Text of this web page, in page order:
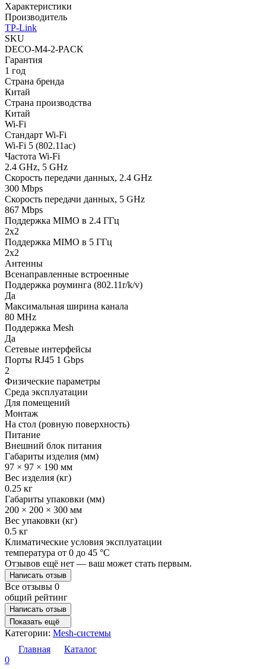
Характеристики
Производитель
TP-Link
SKU
DECO-M4-2-PACK
Гарантия
1 год
Страна бренда
Китай
Страна производства
Китай
Wi-Fi
Стандарт Wi-Fi
Wi-Fi 5 (802.11ac)
Частота Wi-Fi
2.4 GHz, 5 GHz
Скорость передачи данных, 2.4 GHz
300 Mbps
Скорость передачи данных, 5 GHz
867 Mbps
Поддержка MIMO в 2.4 ГГц
2x2
Поддержка MIMO в 5 ГГц
2x2
Антенны
Всенаправленные встроенные
Поддержка роуминга (802.11r/k/v)
Да
Максимальная ширина канала
80 MHz
Поддержка Mesh
Да
Сетевые интерфейсы
Порты RJ45 1 Gbps
2
Физические параметры
Среда эксплуатации
Для помещений
Монтаж
На стол (ровную поверхность)
Питание
Внешний блок питания
Габариты изделия (мм)
97 × 97 × 190 мм
Вес изделия (кг)
0.25 кг
Габариты упаковки (мм)
200 × 200 × 300 мм
Вес упаковки (кг)
0.5 кг
Климатические условия эксплуатации
температура от 0 до 45 °C
Отзывов ещё нет — ваш может стать первым.
Написать отзыв
Все отзывы 0
общий рейтинг
Написать отзыв
Показать ещё
Категории: Mesh-системы
Главная
Каталог
0